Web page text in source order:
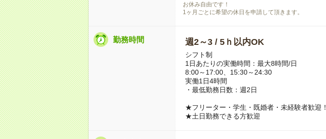
お休み自由です！
1ヶ月ごとに希望の休日を申請して頂きます。
勤務時間 週2～3 / 5ｈ以内OK
シフト制
1日あたりの実働時間：最大8時間/日
8:00～17:00、15:30～24:30
実働1日4時間
・最低勤務日数：週2日
★フリーター・学生・既婚者・未経験者歓迎！
★土日勤務できる方歓迎